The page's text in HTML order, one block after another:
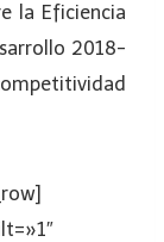
la Eficiencia
2018-